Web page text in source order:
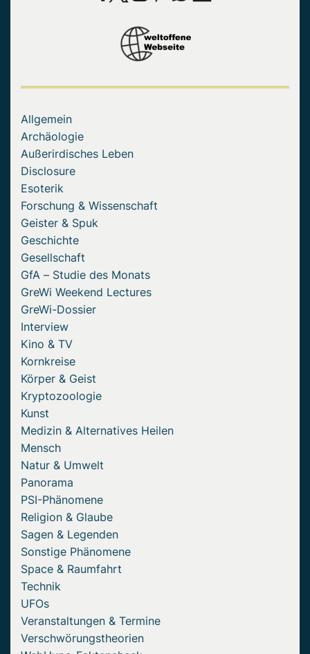
Allgemein
Archäologie
Außerirdisches Leben
Disclosure
Esoterik
Forschung & Wissenschaft
Geister & Spuk
Geschichte
Gesellschaft
GfA – Studie des Monats
GreWi Weekend Lectures
GreWi-Dossier
Interview
Kino & TV
Kornkreise
Körper & Geist
Kryptozoologie
Kunst
Medizin & Alternatives Heilen
Mensch
Natur & Umwelt
Panorama
PSI-Phänomene
Religion & Glaube
Sagen & Legenden
Sonstige Phänomene
Space & Raumfahrt
Technik
UFOs
Veranstaltungen & Termine
Verschwörungstheorien